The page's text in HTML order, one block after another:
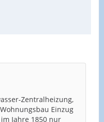
Zentralheizung,
Einzug
Jahre 1850 nur